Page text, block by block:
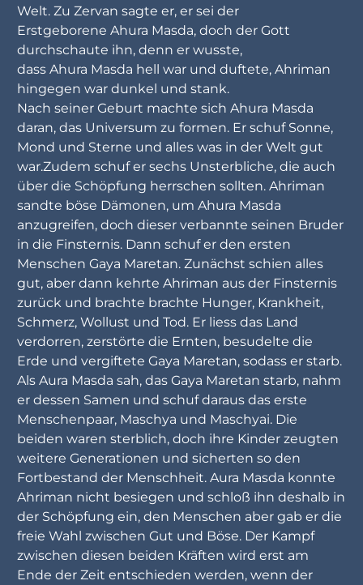
Welt. Zu Zervan sagte er, er sei der
Erstgeborene Ahura Masda, doch der Gott
durchschaute ihn, denn er wusste,
dass Ahura Masda hell war und duftete, Ahriman
hingegen war dunkel und stank.
Nach seiner Geburt machte sich Ahura Masda
daran, das Universum zu formen. Er schuf Sonne,
Mond und Sterne und alles was in der Welt gut
war.Zudem schuf er sechs Unsterbliche, die auch
über die Schöpfung herrschen sollten. Ahriman
sandte böse Dämonen, um Ahura Masda
anzugreifen, doch dieser verbannte seinen Bruder
in die Finsternis. Dann schuf er den ersten
Menschen Gaya Maretan. Zunächst schien alles
gut, aber dann kehrte Ahriman aus der Finsternis
zurück und brachte brachte Hunger, Krankheit,
Schmerz, Wollust und Tod. Er liess das Land
verdorren, zerstörte die Ernten, besudelte die
Erde und vergiftete Gaya Maretan, sodass er starb.
Als Aura Masda sah, das Gaya Maretan starb, nahm
er dessen Samen und schuf daraus das erste
Menschenpaar, Maschya und Maschyai. Die
beiden waren sterblich, doch ihre Kinder zeugten
weitere Generationen und sicherten so den
Fortbestand der Menschheit. Aura Masda konnte
Ahriman nicht besiegen und schloß ihn deshalb in
der Schöpfung ein, den Menschen aber gab er die
freie Wahl zwischen Gut und Böse. Der Kampf
zwischen diesen beiden Kräften wird erst am
Ende der Zeit entschieden werden, wenn der